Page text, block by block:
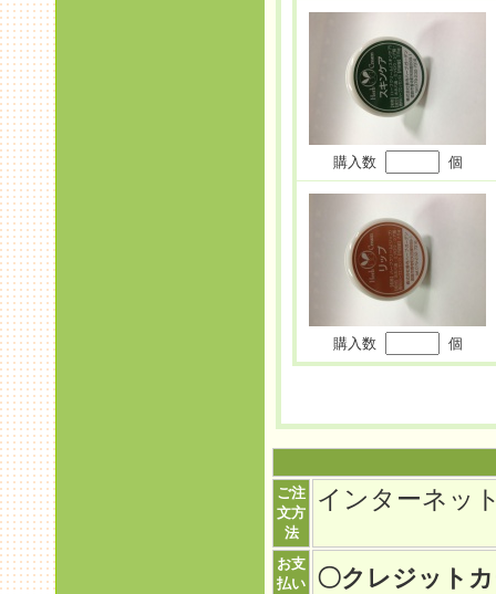
購入数 個
購入数 個
ご注
文方
法
インターネッ
お支
払い
〇クレジット